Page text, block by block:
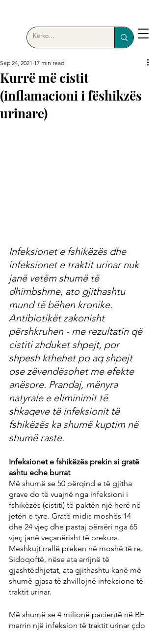
Kurrë më cistit
(inflamacioni i fëshikzës
urinare)
Sep 24, 2021 17 min read
Infeksionet e fshikëzës dhe
infeksionet e traktit urinar nuk
janë vetëm shumë të
dhimbshme, ato gjithashtu
mund të bëhen kronike.
Antibiotikët zakonisht
përshkruhen - me rezultatin që
cistiti zhduket shpejt, por
shpesh kthehet po aq shpejt
ose zëvendësohet me efekte
anësore. Prandaj, mënyra
natyrale e eliminimit të
shkaqeve të infeksionit të
fshikëzës ka shumë kuptim në
shumë raste.
Infeksionet e fshikëzës prekin si gratë
ashtu edhe burrat
Më shumë se 50 përqind e të gjitha
grave do të vuajnë nga infeksioni i
fshikëzës (cistiti) të paktën një herë në
jetën e tyre. Gratë midis moshës 14
dhe 24 vjeç dhe pastaj përsëri nga 65
vjeç janë veçanërisht të prekura.
Meshkujt rrallë preken në moshë të re.
Sidoqoftë, nëse ata arrijnë të
gjashtëdhjetat, ata gjithashtu kanë më
shumë gjasa të zhvillojnë infeksione të
traktit urinar.
Më shumë se 4 milionë pacientë në BE
marrin një infeksion të traktit urinar çdo